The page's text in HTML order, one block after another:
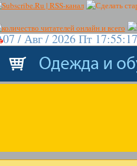
07 / Авг / 2026 Пт 17:55:17